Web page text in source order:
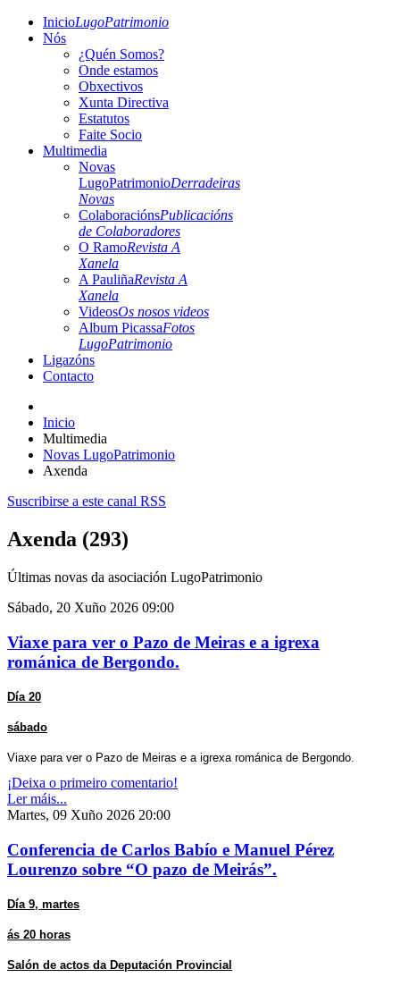
InicioLugoPatrimonio
Nós
¿Quén Somos?
Onde estamos
Obxectivos
Xunta Directiva
Estatutos
Faite Socio
Multimedia
Novas
LugoPatrimonioDerradeiras
Novas
ColaboraciónsPublicacións
de Colaboradores
O RamoRevista A
Xanela
A PauliñaRevista A
Xanela
VideosOs nosos videos
Album PicassaFotos
LugoPatrimonio
Ligazóns
Contacto
Inicio
Multimedia
Novas LugoPatrimonio
Axenda
Suscribirse a este canal RSS
Axenda (293)
Últimas novas da asociación LugoPatrimonio
Sábado, 20 Xuño 2026 09:00
Viaxe para ver o Pazo de Meiras e a igrexa
románica de Bergondo.
Día 20
sábado
Viaxe para ver o Pazo de Meiras e a igrexa románica de Bergondo.
¡Deixa o primeiro comentario!
Ler máis...
Martes, 09 Xuño 2026 20:00
Conferencia de Carlos Babío e Manuel Pérez
Lourenzo sobre “O pazo de Meirás”.
Día 9, martes
ás 20 horas
Salón de actos da Deputación Provincial